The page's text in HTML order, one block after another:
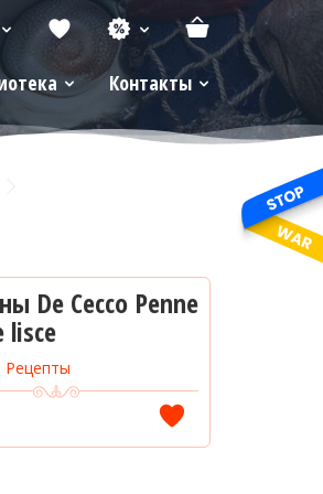
Контакты
De Cecco Penne
lisce
Рецепты